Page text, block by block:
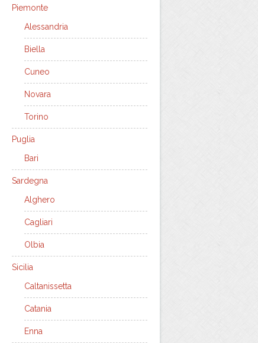
Piemonte
Alessandria
Biella
Cuneo
Novara
Torino
Puglia
Bari
Sardegna
Alghero
Cagliari
Olbia
Sicilia
Caltanissetta
Catania
Enna